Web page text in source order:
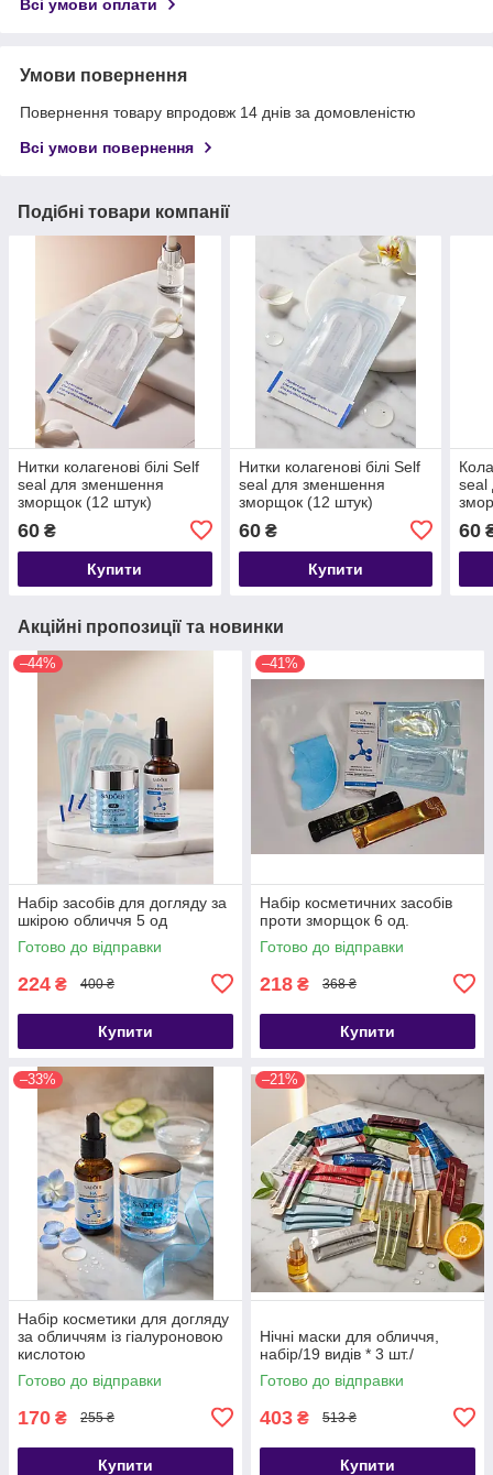
Всі умови оплати
Умови повернення
Повернення товару впродовж 14 днів за домовленістю
Всі умови повернення
Подібні товари компанії
Нитки колагенові білі Self
seal для зменшення
зморщок (12 штук)
60 ₴
Купити
Нитки колагенові білі Self
seal для зменшення
зморщок (12 штук)
60₴
Купити
seal
60
Акційні пропозиції та новинки
–44%
Набір засобів для догляду за
шкірою обличчя 5 од
Готово до відправки
224 ₴ 400 ₴
Купити
–41%
Набір косметичних засобів
проти зморщок 6 од.
Готово до відправки
218 ₴ 368 ₴
Купити
–33%
Набір косметики для догляду
за обличчям із гіалуроновою
кислотою
Готово до відправки
170 ₴ 255 ₴
Купити
–21%
Нічні маски для обличчя,
набір/19 видів * 3 шт./
Готово до відправки
403 ₴ 513 ₴
Купити